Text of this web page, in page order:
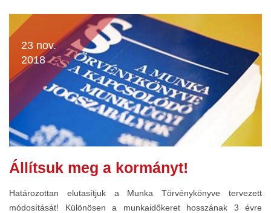
23 nov.
2018
Állítsuk meg a kormányt!
Határozottan elutasítjuk a Munka Törvénykönyve tervezett
módosítását! Különösen a munkaidőkeret hosszának 3 évre